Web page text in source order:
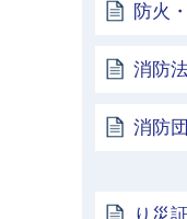
防火
消防
消防